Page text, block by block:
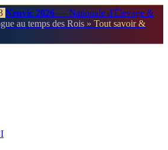
Neuvic 2026 — Nationale d'Élevage &
au temps des Rois » Tout savoir &